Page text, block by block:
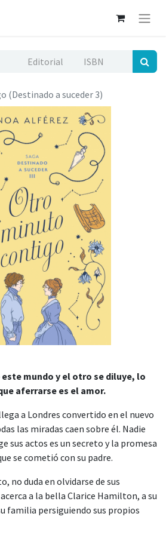
a suceder 3)
mundo y el otro se diluye, lo
aferrarse es el amor.
a Londres convertido en el nuevo
las miradas caen sobre él. Nadie
sus actos es un secreto y la promesa
se cometió con su padre.
no duda en olvidarse de sus
a la bella Clarice Hamilton, a su
familia persiguiendo sus propios